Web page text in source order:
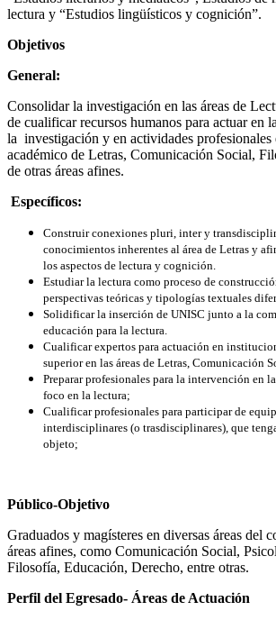
lectura y “Estudios lingüísticos y cognición”.
Objetivos
General:
Consolidar la investigación en las áreas de
de cualificar recursos humanos para actuar en
la investigación y en actividades profesionales
académico de Letras, Comunicación Social,
de otras áreas afines.
Específicos:
Construir conexiones pluri, inter y
conocimientos inherentes al área de Letras y
los aspectos de lectura y cognición.
Estudiar la lectura como proceso de
perspectivas teóricas y tipologías textuales
Solidificar la inserción de UNISC junto a la
educación para la lectura.
Cualificar expertos para actuación en
superior en las áreas de Letras, Comunicación
Preparar profesionales para la intervención en
foco en la lectura;
Cualificar profesionales para participar de
interdisciplinares (o trasdisciplinares), que
objeto;
Público-Objetivo
Graduados y magísteres en diversas áreas del
áreas afines, como Comunicación Social,
Filosofía, Educación, Derecho, entre otras.
Perfil del Egresado- Áreas de Actuación